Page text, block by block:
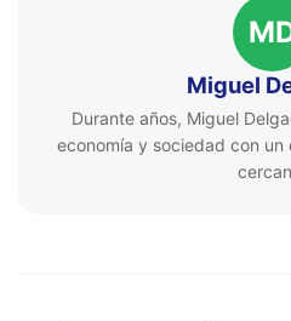
Miguel
Durante años, Miguel
economía y sociedad con